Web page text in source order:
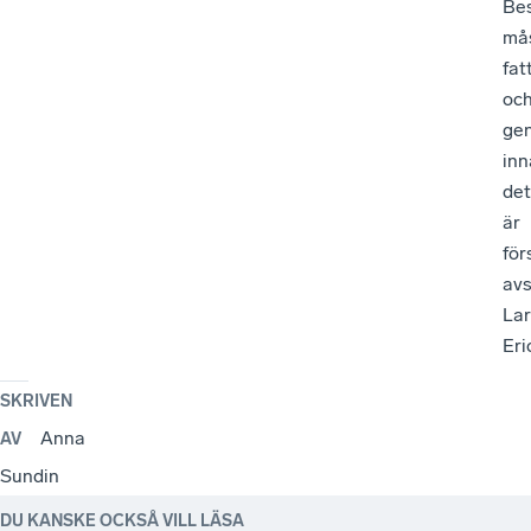
det
är
SKRIVEN
AV
Anna
Sundin
DU KANSKE OCKSÅ VILL LÄSA